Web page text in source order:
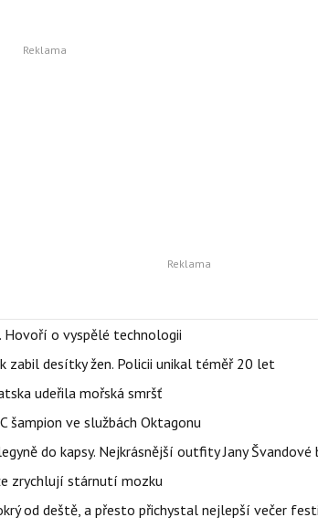
Hovoří o vyspělé technologii
zabil desítky žen. Policii unikal téměř 20 let
udeřila mořská smršť
šampion ve službách Oktagonu
do kapsy. Nejkrásnější outfity Jany Švandové
zrychlují stárnutí mozku
od deště, a přesto přichystal nejlepší večer